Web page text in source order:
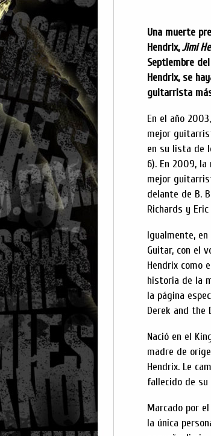
Una muerte
Hendrix,Jimi
Septiembre
Hendrix, se
guitarrista
En el año
mejor
en su lista de
6). En 2009,
mejor
delante de B.
Richards y
Igualmente,
Guitar, con el
Hendrix como
historia de la
la página
Derek and the
Nació en el
madre de
Hendrix. Le
fallecido de su
Marcado por
la única